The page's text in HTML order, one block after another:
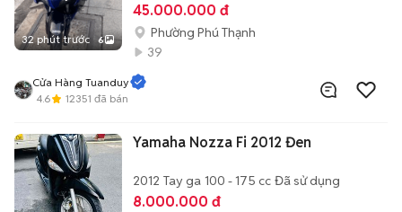
32 phút trước 6
45.000.000 đ
Phường Phú Thạnh
39
Cửa Hàng Tuanduy
4.6
12351 đã bán
Yamaha Nozza Fi 2012 Đen
2012 Tay ga 100 - 175 cc Đã sử dụng
8.000.000 đ